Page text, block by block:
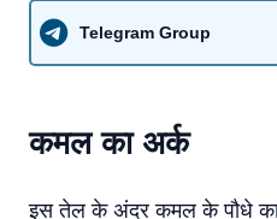
Telegram Group
कमल का अर्क
इस तेल के अंदर कमल के पौधे का